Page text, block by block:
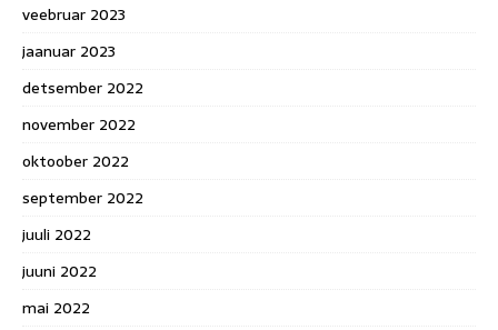
veebruar 2023
jaanuar 2023
detsember 2022
november 2022
oktoober 2022
september 2022
juuli 2022
juuni 2022
mai 2022